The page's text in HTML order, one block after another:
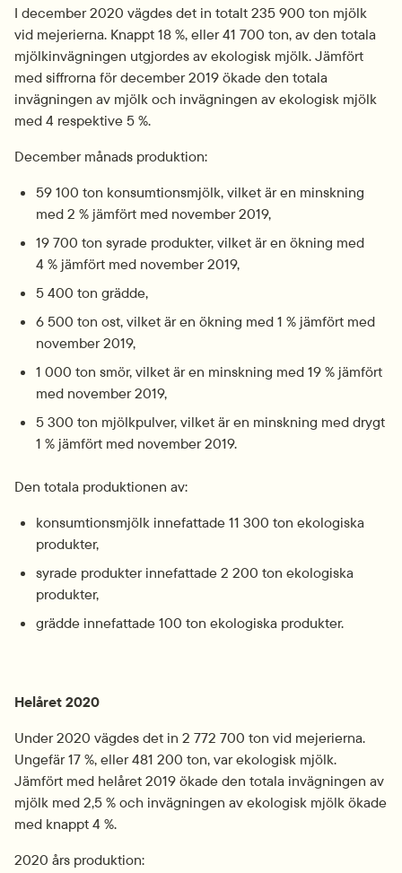
I december 2020 vägdes det in totalt 235 900 ton mjölk
vid mejerierna. Knappt 18 %, eller 41 700 ton, av den totala
mjölkinvägningen utgjordes av ekologisk mjölk. Jämfört
med siffrorna för december 2019 ökade den totala
invägningen av mjölk och invägningen av ekologisk mjölk
med 4 respektive 5 %.
December månads produktion:
59 100 ton konsumtionsmjölk, vilket är en minskning
med 2 % jämfört med november 2019,
19 700 ton syrade produkter, vilket är en ökning med
4 % jämfört med november 2019,
5 400 ton grädde,
6 500 ton ost, vilket är en ökning med 1 % jämfört med
november 2019,
1 000 ton smör, vilket är en minskning med 19 % jämfört
med november 2019,
5 300 ton mjölkpulver, vilket är en minskning med drygt
1 % jämfört med november 2019.
Den totala produktionen av:
konsumtionsmjölk innefattade 11 300 ton ekologiska
produkter,
syrade produkter innefattade 2 200 ton ekologiska
produkter,
grädde innefattade 100 ton ekologiska produkter.
Helåret 2020
Under 2020 vägdes det in 2 772 700 ton vid mejerierna.
Ungefär 17 %, eller 481 200 ton, var ekologisk mjölk.
Jämfört med helåret 2019 ökade den totala invägningen av
mjölk med 2,5 % och invägningen av ekologisk mjölk ökade
med knappt 4 %.
2020 års produktion: